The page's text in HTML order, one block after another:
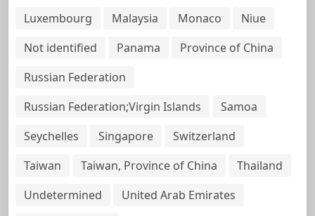
Luxembourg
Malaysia Monaco
Niue
Not identified
Panama
Province of China
Russian Federation
Russian Federation;Virgin Islands
Samoa
Seychelles
Singapore
Switzerland
Taiwan
Taiwan, Province of China
Thailand
Undetermined
United Arab Emirates